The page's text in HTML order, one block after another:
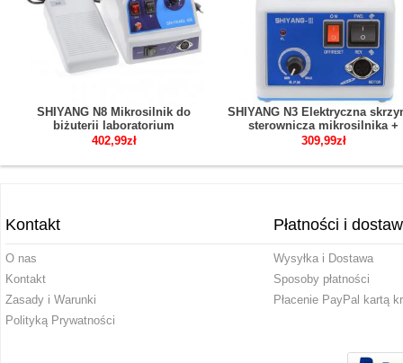
SHIYANG N8 Mikrosilnik do
biżuterii laboratorium
dentystycznego Kompatybilny z
402,99zł
SHIYANG N3 Elektryczna
sterownicza mikrosilnika +
przełącznik nożny
309,99zł
Kontakt
O nas
Kontakt
Zasady i Warunki
Polityką Prywatności
Płatności i
Wysyłka i Dostawa
Sposoby płatności
Płacenie PayPal kartą